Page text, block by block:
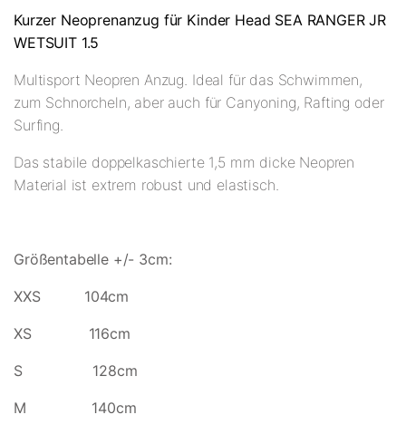
Kurzer Neoprenanzug für Kinder Head SEA RANGER JR
WETSUIT 1.5
Multisport Neopren Anzug. Ideal für das Schwimmen,
zum Schnorcheln, aber auch für Canyoning, Rafting oder
Surfing.
Das stabile doppelkaschierte 1,5 mm dicke Neopren
Material ist extrem robust und elastisch.
Größentabelle +/- 3cm:
XXS 104cm
XS 116cm
S 128cm
M 140cm